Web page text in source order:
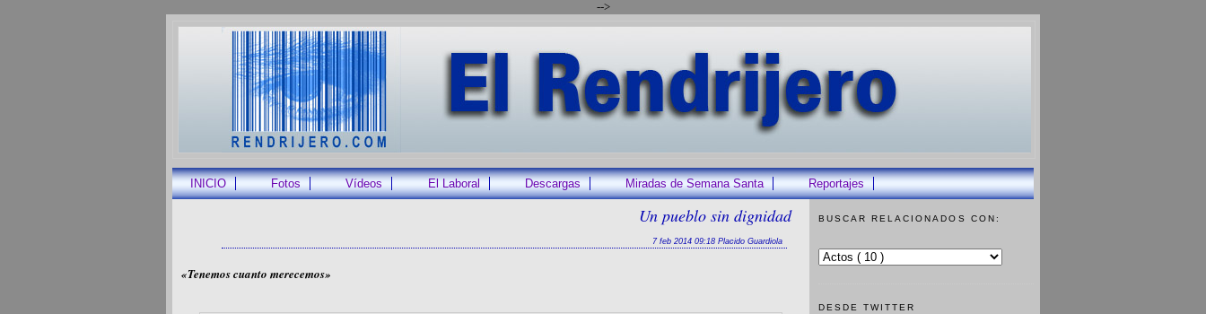
-->
INICIO Fotos Vídeos El Laboral Descargas Miradas de Semana Santa Reportajes
Un pueblo sin dignidad
7 feb 2014 09:18 Placido Guardiola
«Tenemos cuanto merecemos»
BUSCAR RELACIONADOS CON:
DESDE TWITTER